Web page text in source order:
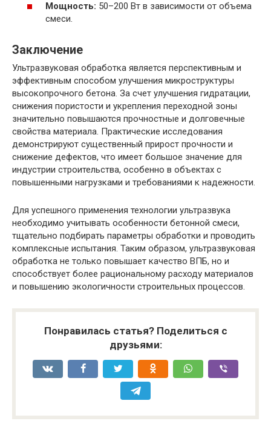
Мощность: 50–200 Вт в зависимости от объема
смеси.
Заключение
Ультразвуковая обработка является перспективным и
эффективным способом улучшения микроструктуры
высокопрочного бетона. За счет улучшения гидратации,
снижения пористости и укрепления переходной зоны
значительно повышаются прочностные и долговечные
свойства материала. Практические исследования
демонстрируют существенный прирост прочности и
снижение дефектов, что имеет большое значение для
индустрии строительства, особенно в объектах с
повышенными нагрузками и требованиями к надежности.
Для успешного применения технологии ультразвука
необходимо учитывать особенности бетонной смеси,
тщательно подбирать параметры обработки и проводить
комплексные испытания. Таким образом, ультразвуковая
обработка не только повышает качество ВПБ, но и
способствует более рациональному расходу материалов
и повышению экологичности строительных процессов.
Понравилась статья? Поделиться с
друзьями: